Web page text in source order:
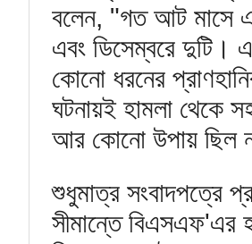
বলেন, "গত আট মাসে এ
এবং ডিসেম্বরে দুটি।
কোনো ধরনের
ঘটনায়ই হামলা থেকে
আর কোনো উপায় ছিল
শুধুমাত্র সংবাদপত্রে
সীমান্তে বিএসএফ'এর